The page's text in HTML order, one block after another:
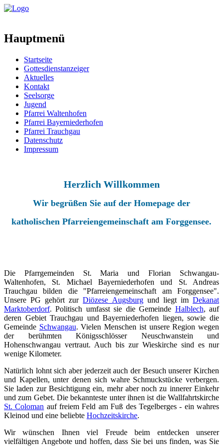
Hauptmenü
Startseite
Gottesdienstanzeiger
Aktuelles
Kontakt
Seelsorge
Jugend
Pfarrei Waltenhofen
Pfarrei Bayerniederhofen
Pfarrei Trauchgau
Datenschutz
Impressum
Herzlich Willkommen
Wir begrüßen Sie auf der Homepage der
katholischen Pfarreiengemeinschaft am Forggensee.
Die Pfarrgemeinden St. Maria und Florian Schwangau-
Waltenhofen, St. Michael Bayerniederhofen und St. Andreas
Trauchgau bilden die "Pfarreiengemeinschaft am Forggensee".
Unsere PG gehört zurDiözese Augsburgund liegt imDekanat
Marktoberdorf. Politisch umfasst sie die Gemeinde Halblech, auf
deren Gebiet Trauchgau und Bayerniederhofen liegen, sowie die
Gemeinde Schwangau. Vielen Menschen ist unsere Region wegen
der berühmten Königsschlösser Neuschwanstein und
Hohenschwangau vertraut. Auch bis zur Wieskirche sind es nur
wenige Kilometer.
Natürlich lohnt sich aber jederzeit auch der Besuch unserer Kirchen
und Kapellen, unter denen sich wahre Schmuckstücke verbergen.
Sie laden zur Besichtigung ein, mehr aber noch zu innerer Einkehr
und zum Gebet. Die bekannteste unter ihnen ist die Wallfahrtskirche
St. Coloman auf freiem Feld am Fuß des Tegelberges - ein wahres
Kleinod und eine beliebte Hochzeitskirche.
Wir wünschen Ihnen viel Freude beim entdecken unserer
vielfältigen Angebote und hoffen, dass Sie bei uns finden, was Sie